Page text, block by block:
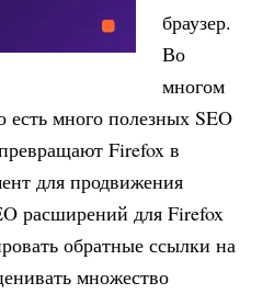
браузер.
Во
многом
есть много полезных SEO
Firefox в
для продвижения
расширений для Firefox
обратные ссылки на
множество